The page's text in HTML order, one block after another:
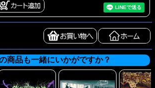
商品も一緒にいかがですか？